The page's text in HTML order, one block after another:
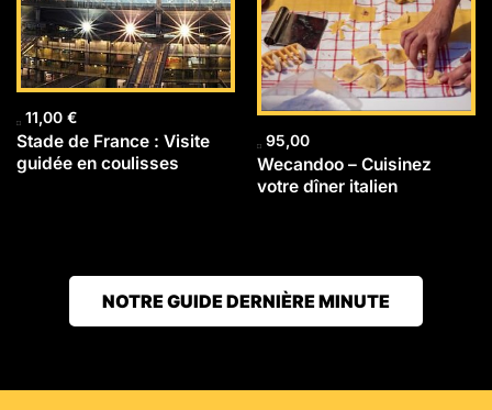
11,00 €
Stade de France : Visite
guidée en coulisses
95,00
Wecandoo – Cuisinez
votre dîner italien
NOTRE GUIDE DERNIÈRE MINUTE